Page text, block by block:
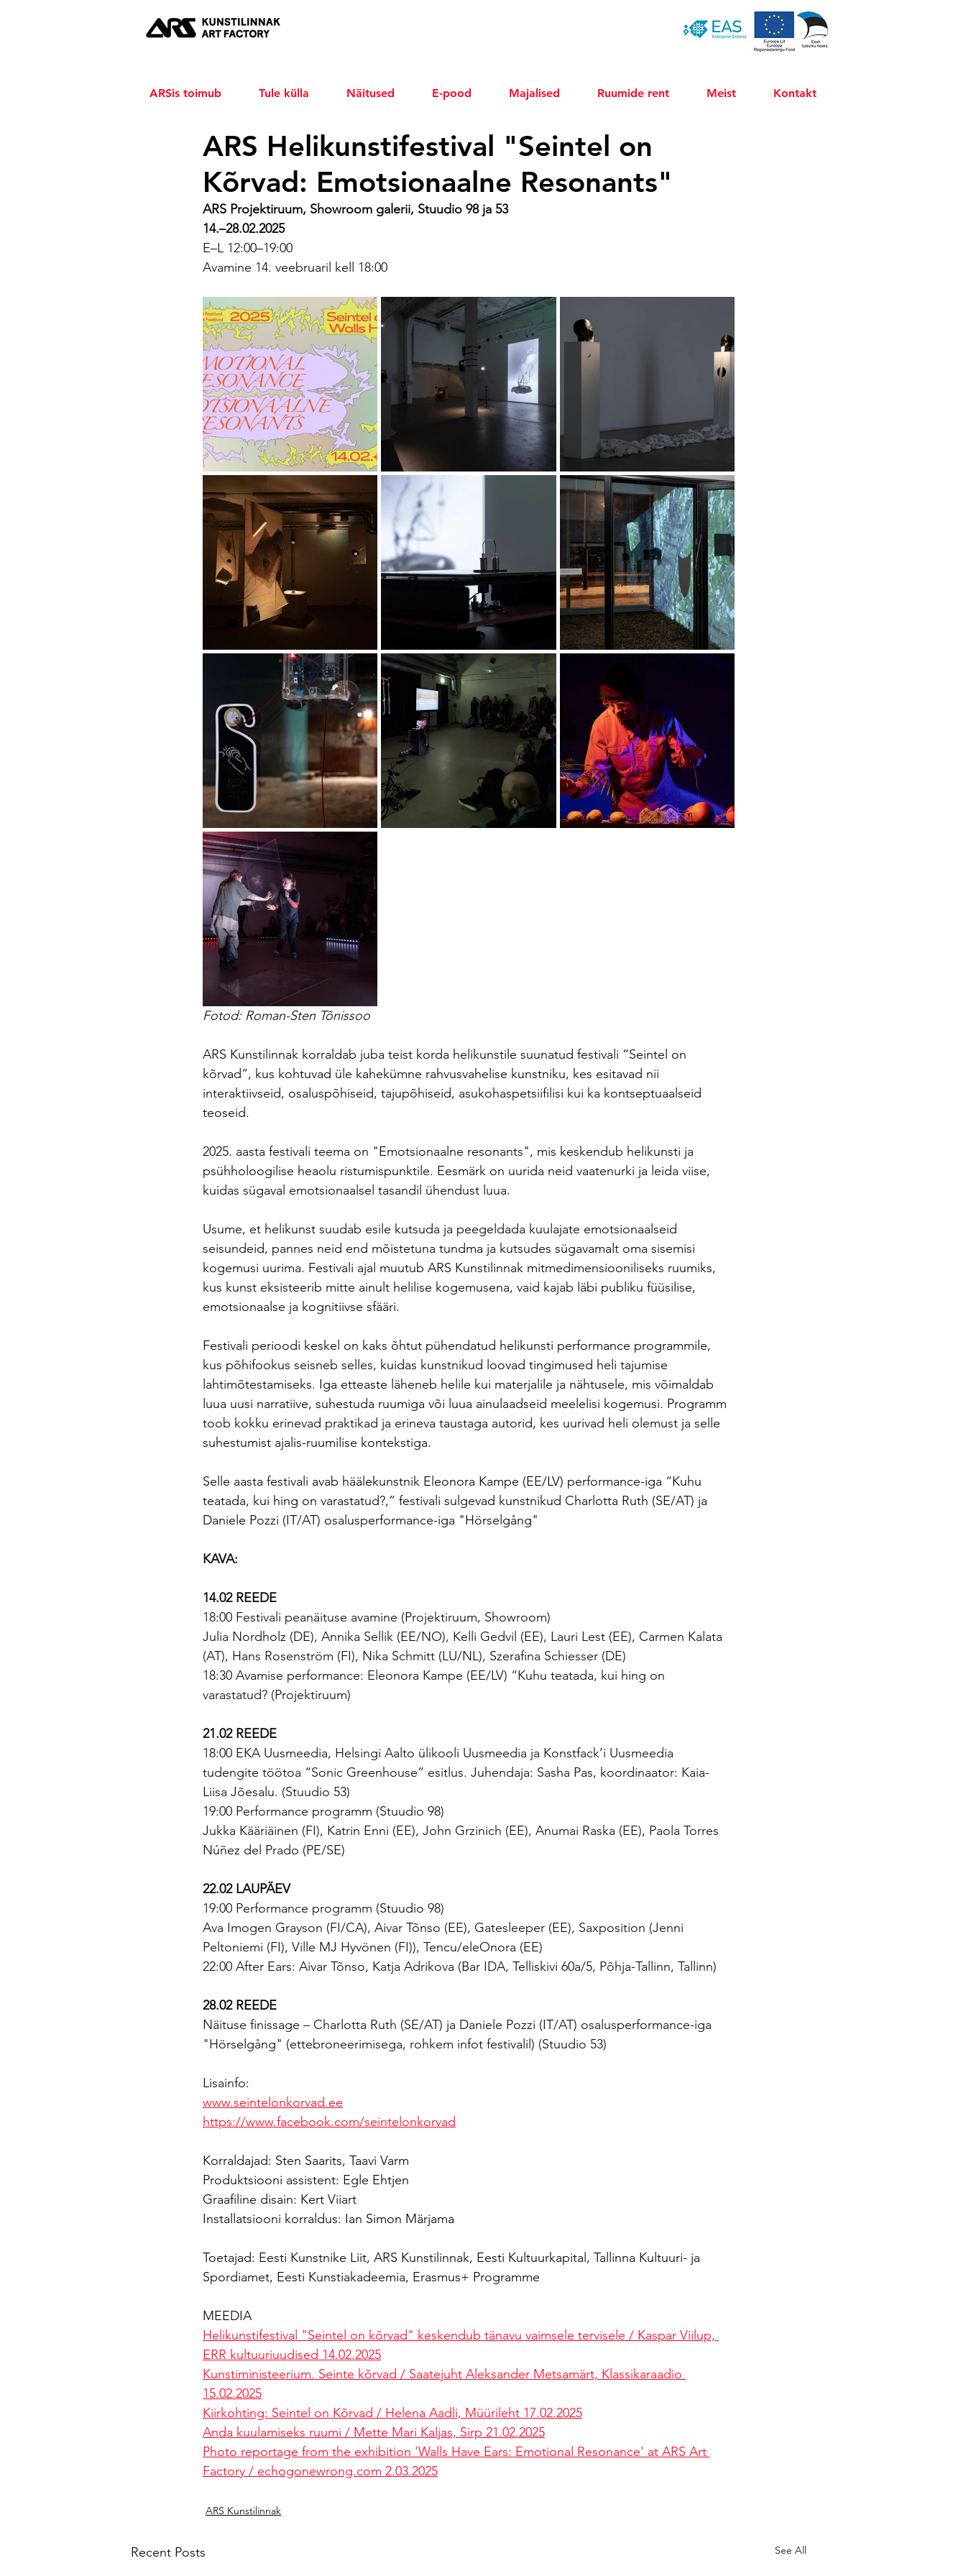
ARSis toimub Tule külla Näitused E-pood Majalised Ruumide rent Meist Kontakt
ARS Helikunstifestival "Seintel on
Kõrvad: Emotsionaalne Resonants"
ARS Projektiruum, Showroom galerii, Stuudio 98 ja 53
14.–28.02.2025
E–L 12:00–19:00
Avamine 14. veebruaril kell 18:00
Fotod: Roman-Sten Tõnissoo
ARS Kunstilinnak korraldab juba teist korda helikunstile suunatud festivali “Seintel on
kõrvad”, kus kohtuvad üle kahekümne rahvusvahelise kunstniku, kes esitavad nii
interaktiivseid, osaluspõhiseid, tajupõhiseid, asukohaspetsiifilisi kui ka kontseptuaalseid
teoseid.
2025. aasta festivali teema on "Emotsionaalne resonants", mis keskendub helikunsti ja
psühholoogilise heaolu ristumispunktile. Eesmärk on uurida neid vaatenurki ja leida viise,
kuidas sügaval emotsionaalsel tasandil ühendust luua.
Usume, et helikunst suudab esile kutsuda ja peegeldada kuulajate emotsionaalseid
seisundeid, pannes neid end mõistetuna tundma ja kutsudes sügavamalt oma sisemisi
kogemusi uurima. Festivali ajal muutub ARS Kunstilinnak mitmedimensiooniliseks ruumiks,
kus kunst eksisteerib mitte ainult helilise kogemusena, vaid kajab läbi publiku füüsilise,
emotsionaalse ja kognitiivse sfääri.
Festivali perioodi keskel on kaks õhtut pühendatud helikunsti performance programmile,
kus põhifookus seisneb selles, kuidas kunstnikud loovad tingimused heli tajumise
lahtimõtestamiseks. Iga etteaste läheneb helile kui materjalile ja nähtusele, mis võimaldab
luua uusi narratiive, suhestuda ruumiga või luua ainulaadseid meelelisi kogemusi. Programm
toob kokku erinevad praktikad ja erineva taustaga autorid, kes uurivad heli olemust ja selle
suhestumist ajalis-ruumilise kontekstiga.
Selle aasta festivali avab häälekunstnik Eleonora Kampe (EE/LV) performance-iga “Kuhu
teatada, kui hing on varastatud?,” festivali sulgevad kunstnikud Charlotta Ruth (SE/AT) ja
Daniele Pozzi (IT/AT) osalusperformance-iga "Hörselgång"
KAVA:
14.02 REEDE
18:00 Festivali peanäituse avamine (Projektiruum, Showroom)
Julia Nordholz (DE), Annika Sellik (EE/NO), Kelli Gedvil (EE), Lauri Lest (EE), Carmen Kalata
(AT), Hans Rosenström (FI), Nika Schmitt (LU/NL), Szerafina Schiesser (DE)
18:30 Avamise performance: Eleonora Kampe (EE/LV) “Kuhu teatada, kui hing on
varastatud? (Projektiruum)
21.02 REEDE
18:00 EKA Uusmeedia, Helsingi Aalto ülikooli Uusmeedia ja Konstfack’i Uusmeedia
tudengite töötoa “Sonic Greenhouse” esitlus. Juhendaja: Sasha Pas, koordinaator: Kaia-
Liisa Jõesalu. (Stuudio 53)
19:00 Performance programm (Stuudio 98)
Jukka Kääriäinen (FI), Katrin Enni (EE), John Grzinich (EE), Anumai Raska (EE), Paola Torres
Núñez del Prado (PE/SE)
22.02 LAUPÄEV
19:00 Performance programm (Stuudio 98)
Ava Imogen Grayson (FI/CA), Aivar Tõnso (EE), Gatesleeper (EE), Saxposition (Jenni
Peltoniemi (FI), Ville MJ Hyvönen (FI)), Tencu/eleOnora (EE)
22:00 After Ears: Aivar Tõnso, Katja Adrikova (Bar IDA, Telliskivi 60a/5, Põhja-Tallinn, Tallinn)
28.02 REEDE
Näituse finissage – Charlotta Ruth (SE/AT) ja Daniele Pozzi (IT/AT) osalusperformance-iga
"Hörselgång" (ettebroneerimisega, rohkem infot festivalil) (Stuudio 53)
Lisainfo:
www.seintelonkorvad.ee
https://www.facebook.com/seintelonkorvad
Korraldajad: Sten Saarits, Taavi Varm
Produktsiooni assistent: Egle Ehtjen
Graafiline disain: Kert Viiart
Installatsiooni korraldus: Ian Simon Märjama
Toetajad: Eesti Kunstnike Liit, ARS Kunstilinnak, Eesti Kultuurkapital, Tallinna Kultuuri- ja
Spordiamet, Eesti Kunstiakadeemia, Erasmus+ Programme
MEEDIA
Helikunstifestival "Seintel on kõrvad" keskendub tänavu vaimsele tervisele / Kaspar Viilup,
ERR kultuuriuudised 14.02.2025
Kunstiministeerium. Seinte kõrvad / Saatejuht Aleksander Metsamärt, Klassikaraadio
15.02.2025
Kiirkohting: Seintel on Kõrvad / Helena Aadli, Müürileht 17.02.2025
Anda kuulamiseks ruumi / Mette Mari Kaljas, Sirp 21.02.2025
Photo reportage from the exhibition 'Walls Have Ears: Emotional Resonance' at ARS Art
Factory / echogonewrong.com 2.03.2025
ARS Kunstilinnak
Recent Posts See All